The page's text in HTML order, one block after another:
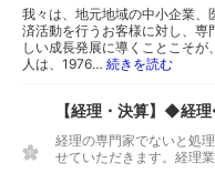
我々は、地元地域の中小企業
済活動を行うお客様に対し、専
しい成長発展に導くことこそ
人は、1976… 続きを読む
【経理・決算】◆経
経理の専門家でないと処
せていただきます。経理